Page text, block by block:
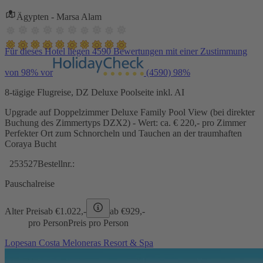
Ägypten - Marsa Alam
Für dieses Hotel liegen 4590 Bewertungen mit einer Zustimmung
von 98% vor (4590) 98%
8-tägige Flugreise, DZ Deluxe Poolseite inkl. AI
Upgrade auf Doppelzimmer Deluxe Family Pool View (bei direkter
Buchung des Zimmertyps DZX2) - Wert: ca. € 220,- pro Zimmer
Perfekter Ort zum Schnorcheln und Tauchen an der traumhaften
Coraya Bucht
253527Bestellnr.:
Pauschalreise
Alter Preisab €1.022,- ab €929,-
pro PersonPreis pro Person
Lopesan Costa Meloneras Resort & Spa